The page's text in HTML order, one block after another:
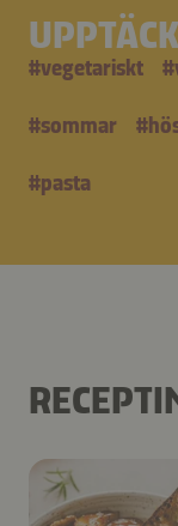
#vegetariskt #
#sommar #
#pasta